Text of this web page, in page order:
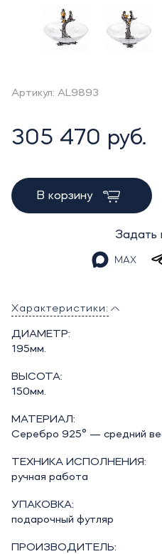
Артикул: AL9893
305 470 руб.
В корзину
Задать
MAX
Характеристики:
ДИАМЕТР:
195мм.
ВЫСОТА:
150мм.
МАТЕРИАЛ:
Серебро 925° — средний
ТЕХНИКА ИСПОЛНЕНИЯ:
ручная работа
УПАКОВКА:
подарочный футляр
ПРОИЗВОДИТЕЛЬ: